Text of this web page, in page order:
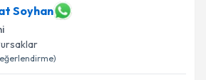
Şahiniçin randevu takvimi talebi
uzmandan randevu almanız için bir
e-posta ile bilgilendireceğiz.
Soyhan